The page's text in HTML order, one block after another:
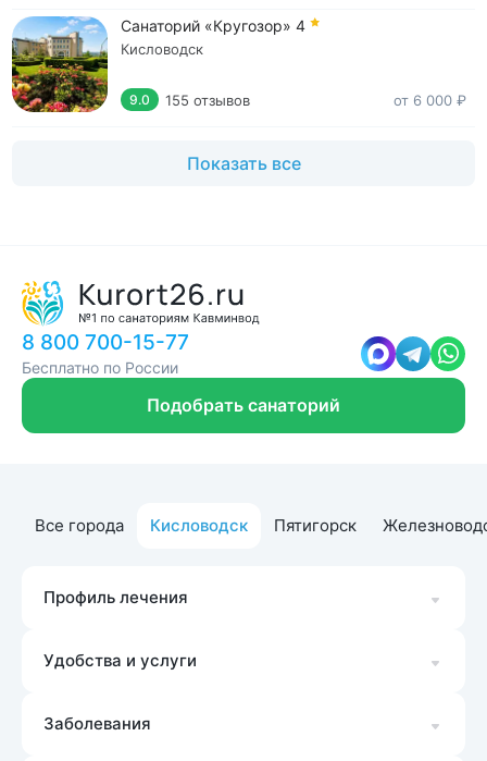
Санаторий «Кругозор» 4
Кисловодск
9.0 155 отзывов от 6 000 ₽
Показать все
8 800 700-15-77
Бесплатно по России
Подобрать санаторий
Все города Кисловодск Пятигорск
Профиль лечения
Удобства и услуги
Заболевания